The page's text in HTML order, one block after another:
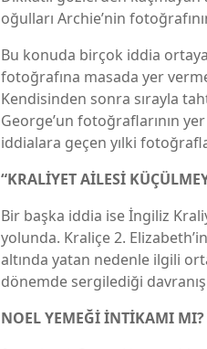
oğulları Archie’nin
Bu konuda birçok iddia ortaya
fotoğrafına masada yer
Kendisinden sonra sırayla
George’un fotoğraflarının
iddialara geçen yılki
“KRALİYET AİLESİ
Bir başka iddia ise İngiliz
yolunda. Kraliçe 2.
altında yatan nedenle ilgili
dönemde sergilediği
NOEL YEMEĞİ İNTİKAMI MI?